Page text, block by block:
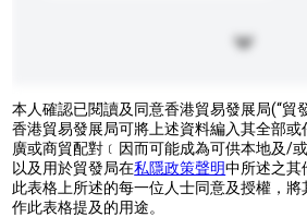
本人確認已閱讀及同意香港貿易發展局(“貿
香港貿易發展局可將上述資料編入其全部
廣或商貿配對﹝因而可能成為可供本地及/
以及用於貿發局在私隱政策聲明中所述之其
此表格上所述的每一位人士同意及授權，
作此表格提及的用途。